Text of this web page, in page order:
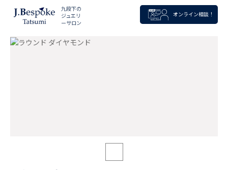
九段下の
ジュエリ
ーサロン
オンライン相談！